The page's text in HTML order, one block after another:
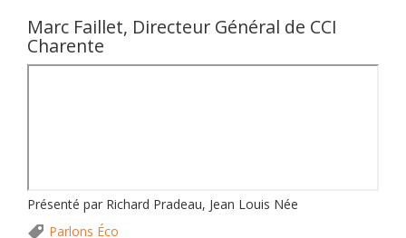
Marc Faillet, Directeur Général de CCI
Charente
Présenté par Richard Pradeau, ​Jean Louis Née
Parlons Éco